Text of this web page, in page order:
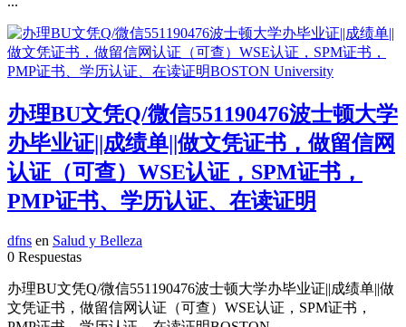
办理BU文凭Q/微信551190476波士顿大学
办毕业证||成绩单||做文凭证书，做留信网
认证（可查）WSE认证，SPM证书，
PMP证书、学历认证、在读证明
dfns en Salud y Belleza
0 Respuestas
办理BU文凭Q/微信551190476波士顿大学办毕业证||成绩单||做
文凭证书，做留信网认证（可查）WSE认证，SPM证书，